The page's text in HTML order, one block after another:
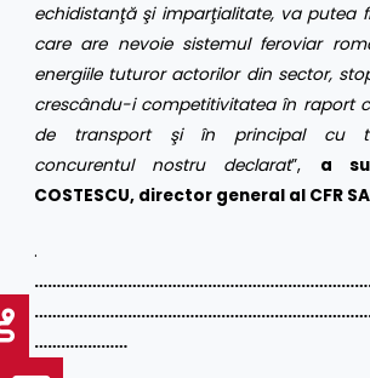
echidistanţă şi imparţialitate, va putea
care are nevoie sistemul feroviar
energiile tuturor actorilor din sector,
crescându-i competitivitatea în raport
de transport şi în principal cu
concurentul nostru declarat”, a
COSTESCU, director general al CFR SA
.
…………………